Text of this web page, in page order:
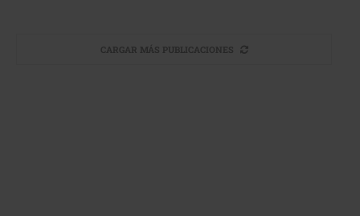
CARGAR MÁS PUBLICACIONES